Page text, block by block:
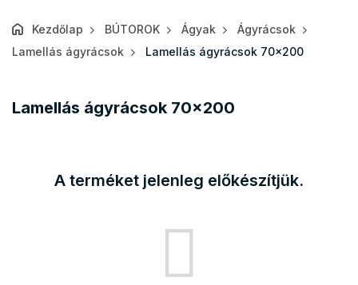
Kezdőlap BÚTOROK Ágyak
Ágyrácsok
Lamellás ágyrácsok
Lamellás ágyrácsok 70x200
Lamellás ágyrácsok 70x200
A terméket jelenleg előkészítjük.